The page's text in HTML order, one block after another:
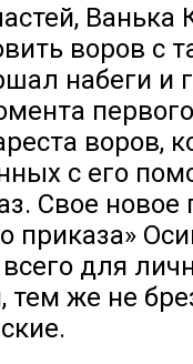
воров с
набеги и
первого
воров,
с его
Свое
приказа»
для
же не